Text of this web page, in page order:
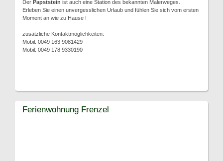
Der Papststein ist auch eine Station des bekannten Malerweges.
Erleben Sie einen unvergesslichen Urlaub und fühlen Sie sich vom ersten
Moment an wie zu Hause !
zusätzliche Kontaktmöglichkeiten:
Mobil: 0049 163 9081429
Mobil: 0049 178 9330190
Ferienwohnung Frenzel